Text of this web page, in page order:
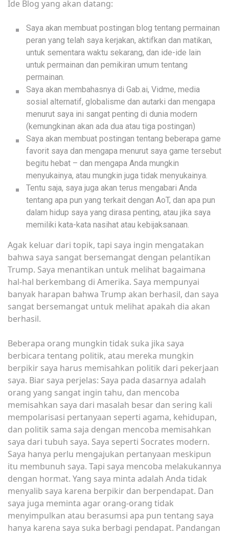
Ide Blog yang akan datang:
Saya akan membuat postingan blog tentang permainan
peran yang telah saya kerjakan, aktifkan dan matikan,
untuk sementara waktu sekarang, dan ide-ide lain
untuk permainan dan pemikiran umum tentang
permainan.
Saya akan membahasnya di Gab.ai, Vidme, media
sosial alternatif, globalisme dan autarki dan mengapa
menurut saya ini sangat penting di dunia modern
(kemungkinan akan ada dua atau tiga postingan)
Saya akan membuat postingan tentang beberapa game
favorit saya dan mengapa menurut saya game tersebut
begitu hebat – dan mengapa Anda mungkin
menyukainya, atau mungkin juga tidak menyukainya.
Tentu saja, saya juga akan terus mengabari Anda
tentang apa pun yang terkait dengan AoT, dan apa pun
dalam hidup saya yang dirasa penting, atau jika saya
memiliki kata-kata nasihat atau kebijaksanaan.
Agak keluar dari topik, tapi saya ingin mengatakan
bahwa saya sangat bersemangat dengan pelantikan
Trump. Saya menantikan untuk melihat bagaimana
hal-hal berkembang di Amerika. Saya mempunyai
banyak harapan bahwa Trump akan berhasil, dan saya
sangat bersemangat untuk melihat apakah dia akan
berhasil.
Beberapa orang mungkin tidak suka jika saya
berbicara tentang politik, atau mereka mungkin
berpikir saya harus memisahkan politik dari pekerjaan
saya. Biar saya perjelas: Saya pada dasarnya adalah
orang yang sangat ingin tahu, dan mencoba
memisahkan saya dari masalah besar dan sering kali
mempolarisasi pertanyaan seperti agama, kehidupan,
dan politik sama saja dengan mencoba memisahkan
saya dari tubuh saya. Saya seperti Socrates modern.
Saya hanya perlu mengajukan pertanyaan meskipun
itu membunuh saya. Tapi saya mencoba melakukannya
dengan hormat. Yang saya minta adalah Anda tidak
menyalib saya karena berpikir dan berpendapat. Dan
saya juga meminta agar orang-orang tidak
menyimpulkan atau berasumsi apa pun tentang saya
hanya karena saya suka berbagi pendapat. Pandangan